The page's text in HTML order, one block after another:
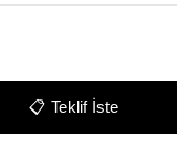
📋 Teklif İste